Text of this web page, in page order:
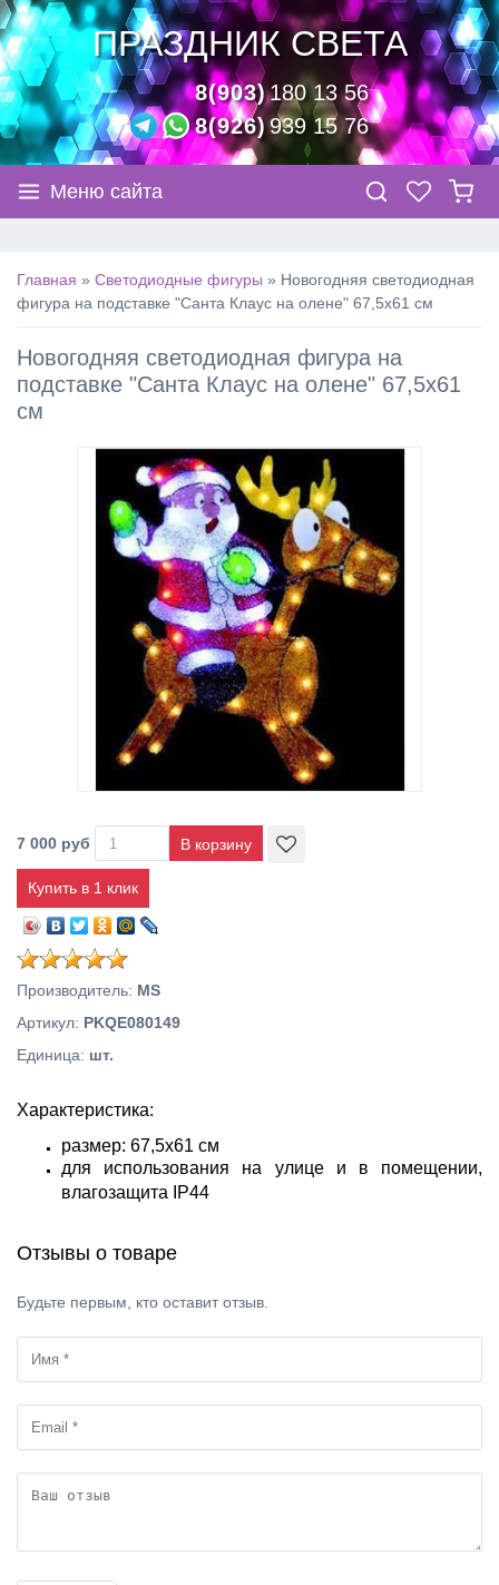
ПРАЗДНИК СВЕТА
8(903)180 13 56
8(926)939 15 76
Меню сайта
Главная » Светодиодные фигуры » Новогодняя светодиодная
фигура на подставке "Санта Клаус на олене" 67,5х61 см
Новогодняя светодиодная фигура на
подставке "Санта Клаус на олене" 67,5х61
см
7 000 руб
Купить в 1 клик
Производитель: MS
Артикул: PKQE080149
Единица: шт.
Характеристика:
размер: 67,5х61 см
для использования на улице и в помещении,
влагозащита IP44
Отзывы о товаре
Будьте первым, кто оставит отзыв.